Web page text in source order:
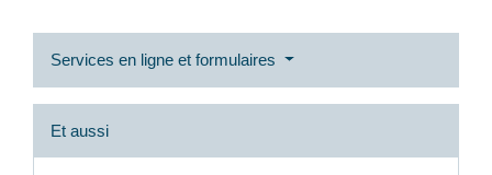
Services en ligne et formulaires
Et aussi